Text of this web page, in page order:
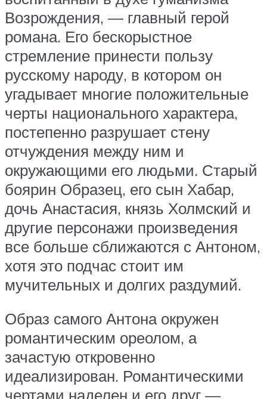
Возрождения, — главный герой
романа. Его бескорыстное
стремление принести пользу
русскому народу, в котором он
угадывает многие положительные
черты национального характера,
постепенно разрушает стену
отчуждения между ним и
окружающими его людьми. Старый
боярин Образец, его сын Хабар,
дочь Анастасия, князь Холмский и
другие персонажи произведения
все больше сближаются с Антоном,
хотя это подчас стоит им
мучительных и долгих раздумий.
Образ самого Антона окружен
романтическим ореолом, а
зачастую откровенно
идеализирован. Романтическими
чертами наделен и его друг —